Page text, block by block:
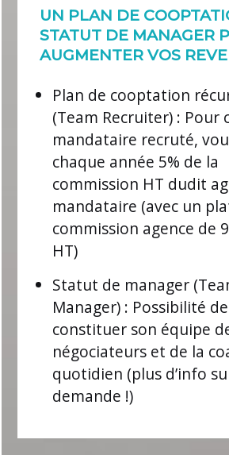
UN PLAN DE
STATUT DE MANAGER
AUGMENTER VOS
Plan de cooptation
(Team Recruiter) : Pour
mandataire recruté,
chaque année 5% de la
commission HT dudit
mandataire (avec un
commission agence de
HT)
Statut de manager
Manager) : Possibilité de
constituer son équipe
négociateurs et de la
quotidien (plus d’info
demande !)